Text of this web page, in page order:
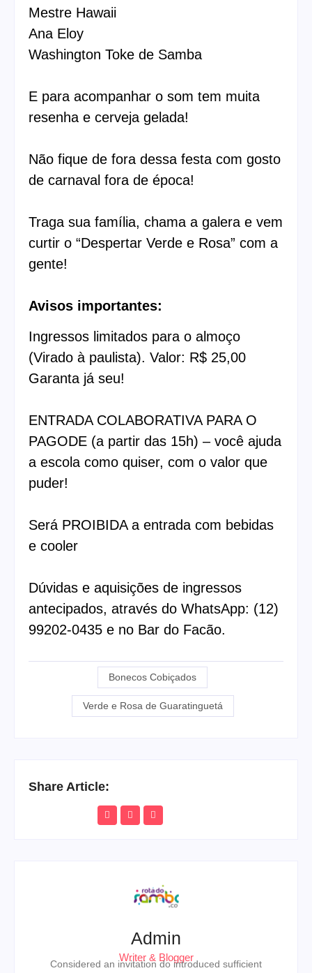
Mestre Hawaii
Ana Eloy
Washington Toke de Samba
E para acompanhar o som tem muita
resenha e cerveja gelada!
Não fique de fora dessa festa com gosto
de carnaval fora de época!
Traga sua família, chama a galera e vem
curtir o “Despertar Verde e Rosa” com a
gente!
Avisos importantes:
Ingressos limitados para o almoço
(Virado à paulista). Valor: R$ 25,00
Garanta já seu!
ENTRADA COLABORATIVA PARA O
PAGODE (a partir das 15h) – você ajuda
a escola como quiser, com o valor que
puder!
Será PROIBIDA a entrada com bebidas
e cooler
Dúvidas e aquisições de ingressos
antecipados, através do WhatsApp: (12)
99202-0435 e no Bar do Facão.
Bonecos Cobiçados
Verde e Rosa de Guaratinguetá
Share Article:
Admin
Writer & Blogger
Considered an invitation do introduced sufficient